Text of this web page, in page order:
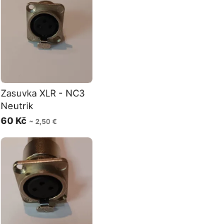
Zasuvka XLR - NC3
Neutrik
60 Kč ~ 2,50 €